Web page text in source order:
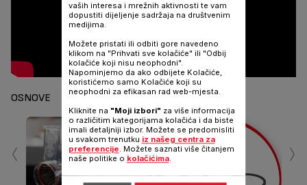
OSNOVE
‹ ›
vaših interesa i mrežnih aktivnosti te vam
dopustiti dijeljenje sadržaja na društvenim
medijima.
Možete pristati ili odbiti gore navedeno
klikom na "Prihvati sve kolačiće" ili "Odbij
kolačiće koji nisu neophodni".
Napominjemo da ako odbijete Kolačiće,
koristićemo samo Kolačiće koji su
neophodni za efikasan rad web-mjesta.
Kliknite na "Moji izbori" za više informacija
o različitim kategorijama kolačića i da biste
imali detaljniji izbor. Možete se predomisliti
u svakom trenutku iz našeg centra za
preferencije. Možete saznati više čitanjem
naše politike o kolačićima.